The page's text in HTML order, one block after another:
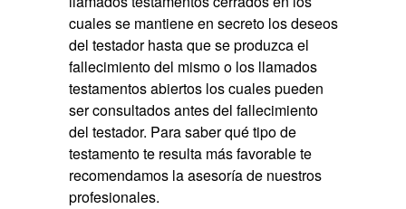
cuales se mantiene en secreto los deseos
del testador hasta que se produzca el
fallecimiento del mismo o los llamados
testamentos abiertos los cuales pueden
ser consultados antes del fallecimiento
del testador. Para saber qué tipo de
testamento te resulta más favorable te
recomendamos la asesoría de nuestros
profesionales.